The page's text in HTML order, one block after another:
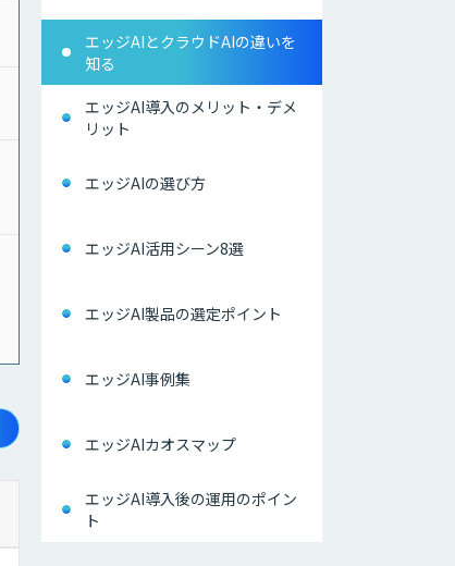
エッジAIとクラウドAIの違いを
知る
エッジAI導入のメリット・デメ
リット
エッジAIの選び方
エッジAI活用シーン8選
エッジAI製品の選定ポイント
エッジAI事例集
エッジAIカオスマップ
エッジAI導入後の運用のポイン
ト